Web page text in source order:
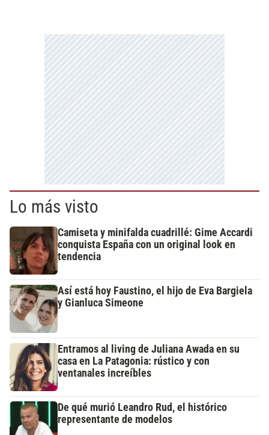
Lo más visto
Camiseta y minifalda cuadrillé: Gime Accardi
conquista España con un original look en
tendencia
Así está hoy Faustino, el hijo de Eva Bargiela
y Gianluca Simeone
Entramos al living de Juliana Awada en su
casa en La Patagonia: rústico y con
ventanales increíbles
De qué murió Leandro Rud, el histórico
representante de modelos